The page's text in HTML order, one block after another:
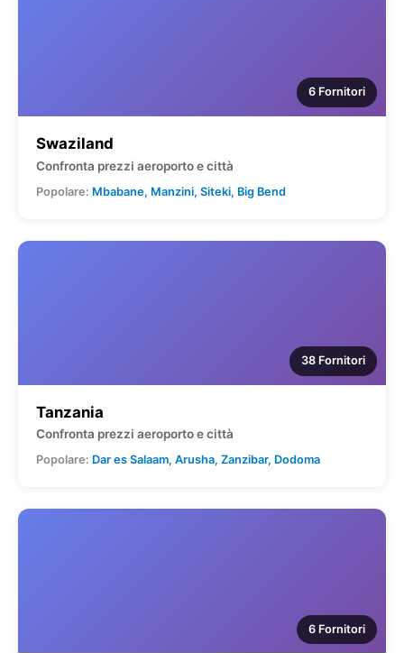
6 Fornitori
Swaziland
Confronta prezzi aeroporto e città
Popolare: Mbabane, Manzini, Siteki, Big Bend
38 Fornitori
Tanzania
Confronta prezzi aeroporto e città
Popolare: Dar es Salaam, Arusha, Zanzibar, Dodoma
6 Fornitori